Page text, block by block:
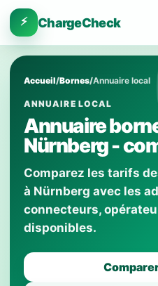
⚡ ChargeCheck
Accueil/Bornes/Annuaire local
ANNUAIRE LOCAL
Annuaire
Nürnberg -
Comparez les tarifs
à Nürnberg avec les
connecteurs,
disponibles.